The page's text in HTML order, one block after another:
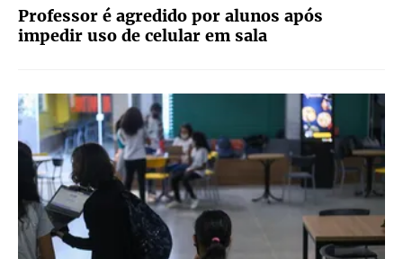
Professor é agredido por alunos após
impedir uso de celular em sala